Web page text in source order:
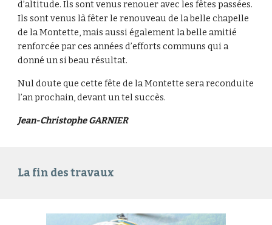
d’altitude. Ils sont venus renouer avec les fêtes passées.
Ils sont venus là fêter le renouveau de la belle chapelle
de la Montette, mais aussi également la belle amitié
renforcée par ces années d’efforts communs qui a
donné un si beau résultat.
Nul doute que cette fête de la Montette sera reconduite
l’an prochain, devant un tel succès.
Jean-Christophe GARNIER
La fin des travaux